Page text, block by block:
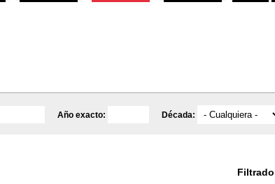
Año exacto: Década: